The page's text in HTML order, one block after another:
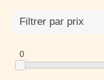
Filtrer par prix
0